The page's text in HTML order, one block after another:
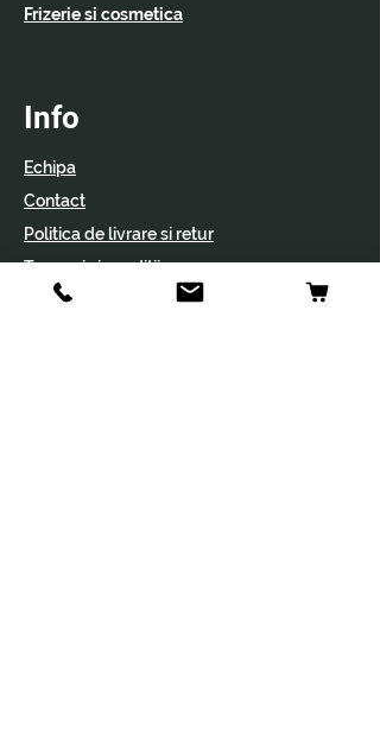
Frizerie si cosmetica
Info
Echipa
Contact
Politica de livrare si retur
Termeni si conditii
Politica de cookies